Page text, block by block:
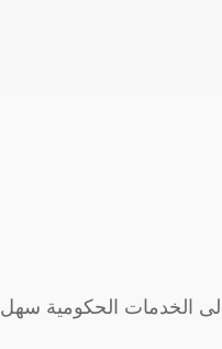
الخدمات الحكومية سهل